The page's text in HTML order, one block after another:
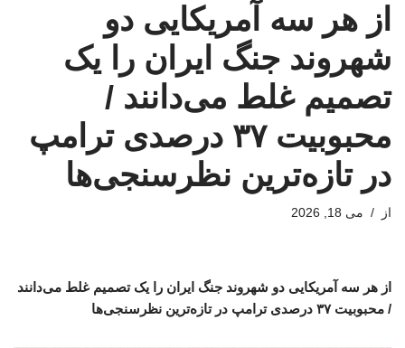
از هر سه آمریکایی دو
شهروند جنگ ایران را یک
تصمیم غلط می‌دانند /
محبوبیت ۳۷ درصدی ترامپ
در تازه‌ترین نظرسنجی‌ها
از می 18, 2026
از هر سه آمریکایی دو شهروند جنگ ایران را یک تصمیم غلط می‌دانند
/ محبوبیت ۳۷ درصدی ترامپ در تازه‌ترین نظرسنجی‌ها